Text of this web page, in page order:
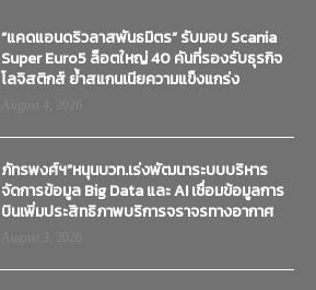
“แคดแอนดริวลาสพันธมิตร” รับมอบ Scania
Super Euro5 ล็อตใหญ่ 40 คันที่รองรับธุรกิจ
โลจิสติกส์ ย้ำสแกนเนียความแข็งแกร่ง
ภัทรพงศ์ฯ”หนุนบวท.เร่งพัฒนาระบบบริหาร
จัดการข้อมูล Big Data และ AI เชื่อมข้อมูลการ
บินเพิ่มประสิทธิภาพบริการจราจรทางอากาศ